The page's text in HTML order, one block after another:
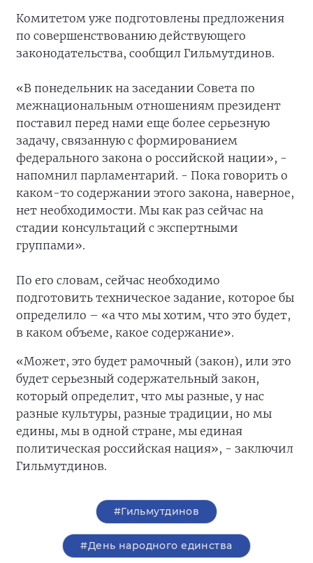
Комитетом уже подготовлены предложения
по совершенствованию действующего
законодательства, сообщил Гильмутдинов.
«В понедельник на заседании Совета по
межнациональным отношениям президент
поставил перед нами еще более серьезную
задачу, связанную с формированием
федерального закона о российской нации», -
напомнил парламентарий. - Пока говорить о
каком-то содержании этого закона, наверное,
нет необходимости. Мы как раз сейчас на
стадии консультаций с экспертными
группами».
По его словам, сейчас необходимо
подготовить техническое задание, которое бы
определило – «а что мы хотим, что это будет,
в каком объеме, какое содержание».
«Может, это будет рамочный (закон), или это
будет серьезный содержательный закон,
который определит, что мы разные, у нас
разные культуры, разные традиции, но мы
едины, мы в одной стране, мы единая
политическая российская нация», - заключил
Гильмутдинов.
#Гильмутдинов
#День народного единства